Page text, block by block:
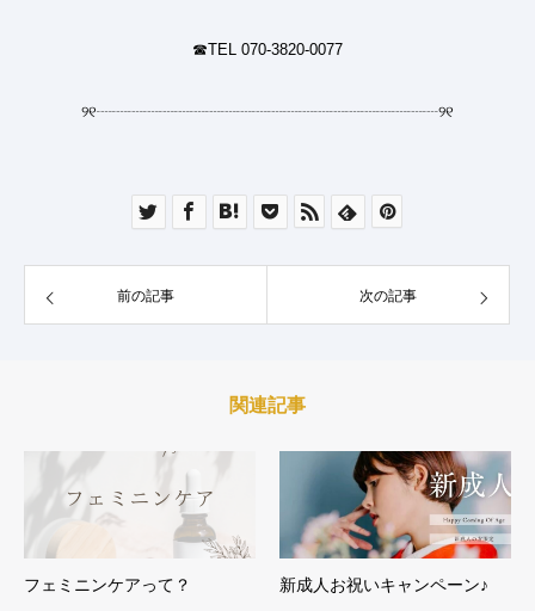
☎︎TEL 070-3820-0077
୨୧┈┈┈┈┈┈┈┈┈┈┈┈┈┈┈┈┈┈┈┈┈┈୨୧
前の記事 次の記事
関連記事
フェミニンケアって？ 新成人お祝いキャンペーン♪